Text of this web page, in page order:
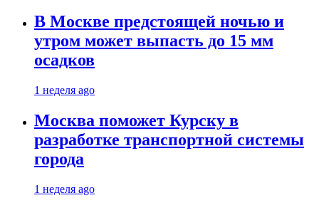
В Москве предстоящей ночью и
утром может выпасть до 15 мм
осадков
1 неделя ago
Москва поможет Курску в
разработке транспортной системы
города
1 неделя ago